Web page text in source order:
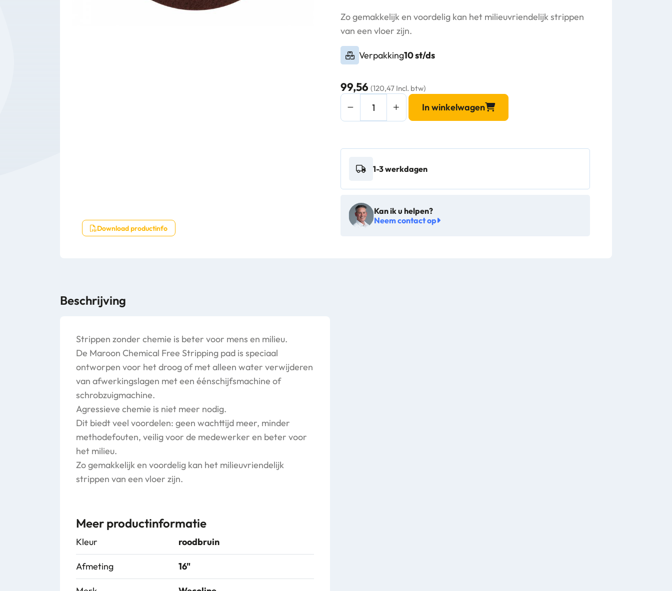
Zo gemakkelijk en voordelig kan het milieuvriendelijk strippen
van een vloer zijn.
Verpakking10 st/ds
99,56(120,47 Incl. btw)
Stripping
20005716
aantal
In winkelwagen
1-3 werkdagen
Kan ik u helpen?
Neem contact op
Download productinfo
Beschrijving
Strippen zonder chemie is beter voor mens en milieu.
De Maroon Chemical Free Stripping pad is speciaal
ontworpen voor het droog of met alleen water verwijderen
van afwerkingslagen met een éénschijfsmachine of
schrobzuigmachine.
Agressieve chemie is niet meer nodig.
Dit biedt veel voordelen: geen wachttijd meer, minder
methodefouten, veilig voor de medewerker en beter voor
het milieu.
Zo gemakkelijk en voordelig kan het milieuvriendelijk
strippen van een vloer zijn.
Meer productinformatie
Kleur roodbruin
Afmeting 16"